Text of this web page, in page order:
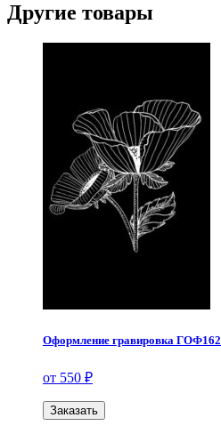
Другие товары
Оформление гравировка ГОФ162
от 550 ₽
Заказать